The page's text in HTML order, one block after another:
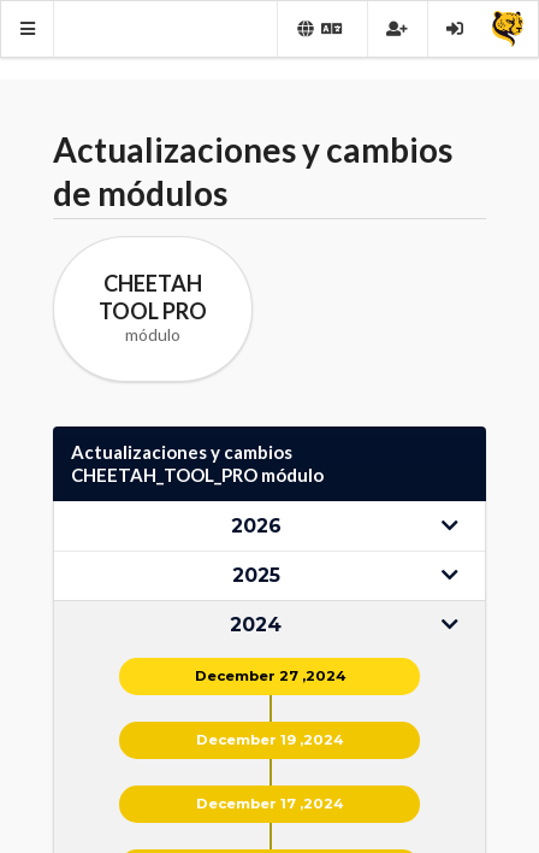
Actualizaciones y cambios
de módulos
CHEETAH
TOOL PRO
módulo
Actualizaciones y cambios
CHEETAH_TOOL_PRO módulo
2026
2025
2024
December 27 ,2024
December 19 ,2024
December 17 ,2024